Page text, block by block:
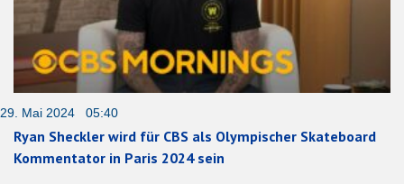
29. Mai 2024 05:40
Ryan Sheckler wird für CBS als Olympischer Skateboard
Kommentator in Paris 2024 sein